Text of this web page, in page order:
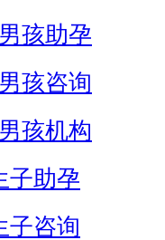
孩助孕
孩咨询
孩机构
子助孕
子咨询